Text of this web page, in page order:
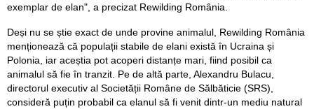
exemplar de elan", a precizat Rewilding România.
Deși nu se știe exact de unde provine animalul, Rewilding România
menționează că populații stabile de elani există în Ucraina și
Polonia, iar aceștia pot acoperi distanțe mari, fiind posibil ca
animalul să fie în tranzit. Pe de altă parte, Alexandru Bulacu,
directorul executiv al Societății Române de Sălbăticie (SRS),
consideră puțin probabil ca elanul să fi venit dintr-un mediu natural